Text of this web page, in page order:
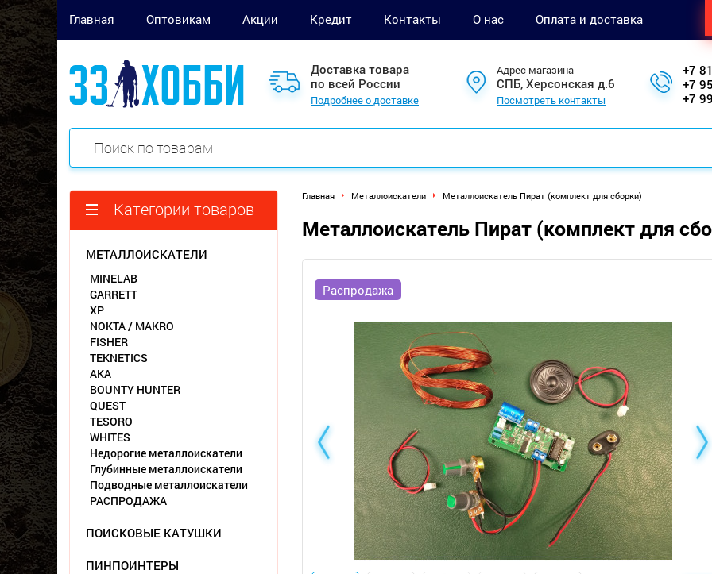
Главная Оптовикам Акции Кредит Контакты О нас Оплата и доставка
Доставка товара
по всей России
Подробнее о доставке
Адрес магазина
СПБ, Херсонская д.6
Посмотреть контакты
+7
+7
+7
Категории товаров
МЕТАЛЛОИСКАТЕЛИ
MINELAB
GARRETT
XP
NOKTA / MAKRO
FISHER
TEKNETICS
АКА
BOUNTY HUNTER
QUEST
TESORO
WHITES
Недорогие металлоискатели
Глубинные металлоискатели
Подводные металлоискатели
РАСПРОДАЖА
ПОИСКОВЫЕ КАТУШКИ
ПИНПОИНТЕРЫ
Главная Металлоискатели Металлоискатель Пират (комплект для сборки)
Металлоискатель Пират (комплект для
Распродажа